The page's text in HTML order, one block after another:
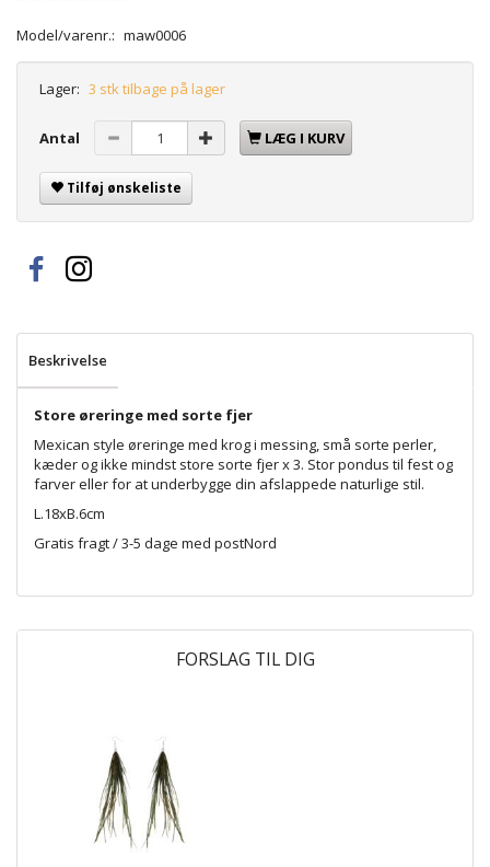
Model/varenr.: maw0006
Lager: 3 stk tilbage på lager
Antal LÆG I KURV
Tilføj ønskeliste
Beskrivelse
Store øreringe med sorte fjer
Mexican style øreringe med krog i messing, små sorte perler,
kæder og ikke mindst store sorte fjer x 3. Stor pondus til fest og
farver eller for at underbygge din afslappede naturlige stil.
L.18xB.6cm
Gratis fragt / 3-5 dage med postNord
FORSLAG TIL DIG